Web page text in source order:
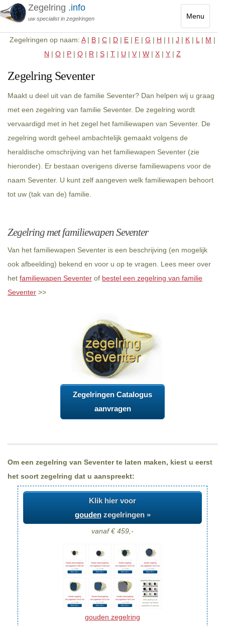
Menu
Toggle
Zegelring .info
uw specialist in zegelringen
Zegelringen op naam: A| B | C | D | E | F | G | H | I | J | K | L | M |
N | O | P | Q | R | S | T | U | V | W | X | Y | Z
Zegelring Seventer
Maakt u deel uit van de familie Seventer? Dan helpen wij u graag
met een zegelring van familie Seventer. De zegelring wordt
vervaardigd met in het zegel het familiewapen van Seventer. De
zegelring wordt geheel ambachtelijk gemaakt volgens de
heraldische omschrijving van het familiewapen Seventer (zie
hieronder). Er bestaan overigens diverse familiewapens voor de
naam Seventer. U kunt zelf aangeven welk familiewapen behoort
tot uw (tak van de) familie.
Zegelring met familiewapen Seventer
Van het familiewapen Seventer is een beschrijving (en mogelijk
ook afbeelding) bekend en voor u op te vragen. Lees meer over
het familiewapen Seventer of bestel een zegelring van familie
Seventer >>
Zegelringen Catalogus
aanvragen
Om een zegelring van Seventer te laten maken, kiest u eerst
het soort zegelring dat u aanspreekt:
Klik hier voor
goudenzegelringen »
vanaf € 459,-
gouden zegelring